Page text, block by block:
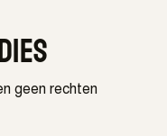
geen rechten